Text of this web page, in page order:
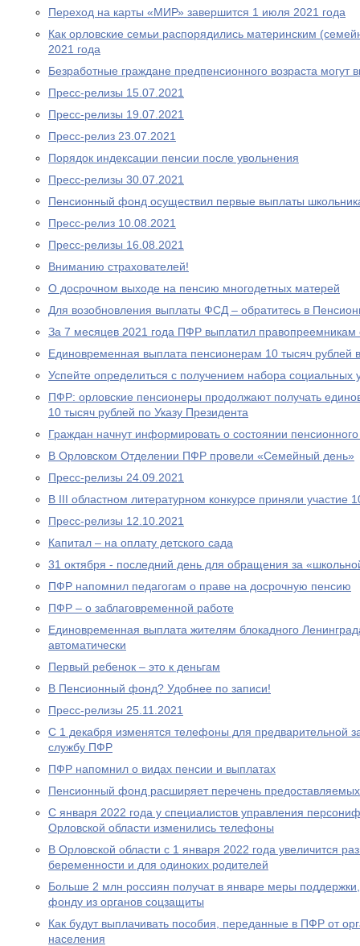
Переход на карты «МИР» завершится 1 июля 2021 года
Как орловские семьи распорядились материнским
2021 года
Безработные граждане предпенсионного возраста
Пресс-релизы 15.07.2021
Пресс-релизы 19.07.2021
Пресс-релиз 23.07.2021
Порядок индексации пенсии после увольнения
Пресс-релизы 30.07.2021
Пенсионный фонд осуществил первые выплаты
Пресс-релиз 10.08.2021
Пресс-релизы 16.08.2021
Вниманию страхователей!
О досрочном выходе на пенсию многодетных матерей
Для возобновления выплаты ФСД – обратитесь в
За 7 месяцев 2021 года ПФР выплатил
Единовременная выплата пенсионерам 10 тысяч рублей
Успейте определиться с получением набора социальных
ПФР: орловские пенсионеры продолжают получать
10 тысяч рублей по Указу Президента
Граждан начнут информировать о состоянии
В Орловском Отделении ПФР провели «Семейный день»
Пресс-релизы 24.09.2021
В III областном литературном конкурсе приняли участие
Пресс-релизы 12.10.2021
Капитал – на оплату детского сада
31 октября - последний день для обращения за
ПФР напомнил педагогам о праве на досрочную пенсию
ПФР – о заблаговременной работе
Единовременная выплата жителям блокадного
автоматически
Первый ребенок – это к деньгам
В Пенсионный фонд? Удобнее по записи!
Пресс-релизы 25.11.2021
С 1 декабря изменятся телефоны для предварительной
службу ПФР
ПФР напомнил о видах пенсии и выплатах
Пенсионный фонд расширяет перечень
С января 2022 года у специалистов управления
Орловской области изменились телефоны
В Орловской области с 1 января 2022 года увеличится
беременности и для одиноких родителей
Больше 2 млн россиян получат в январе меры
фонду из органов соцзащиты
Как будут выплачивать пособия, переданные в ПФР от
населения